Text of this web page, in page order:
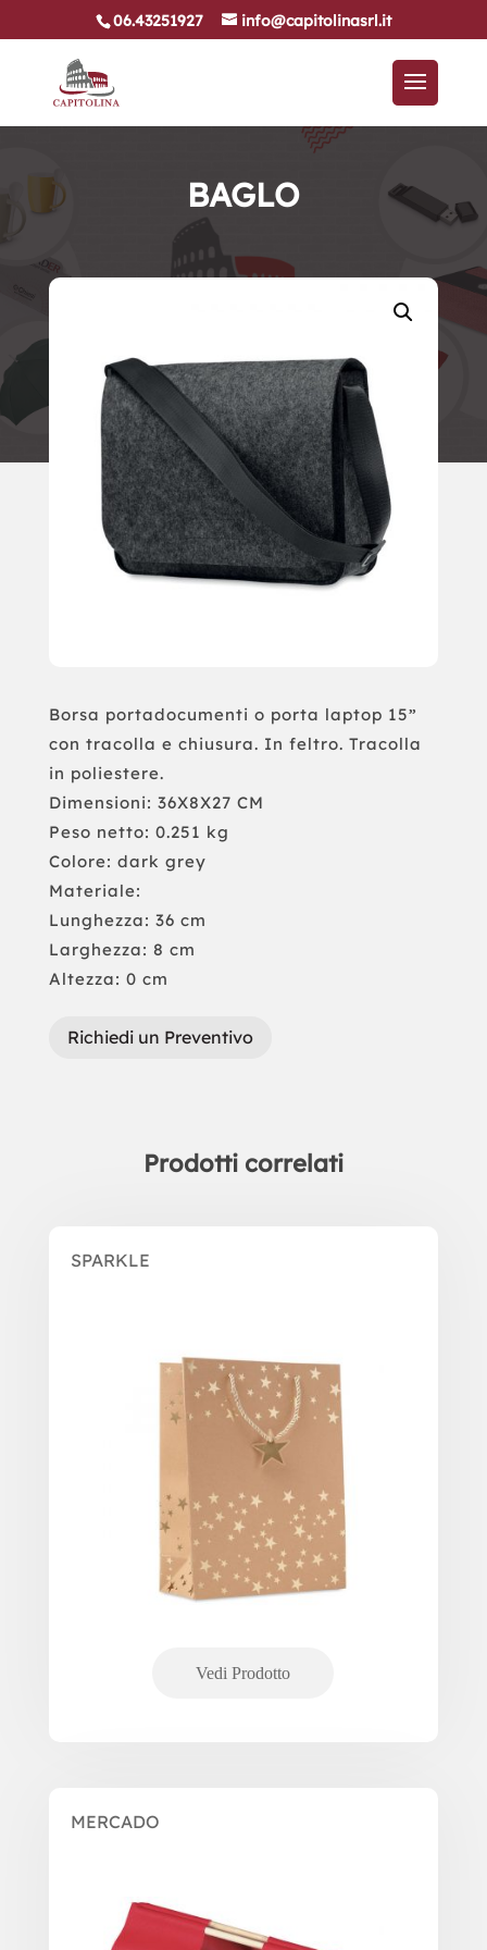
06.43251927 info@capitolinasrl.it
BAGLO
Borsa portadocumenti o porta laptop 15”
con tracolla e chiusura. In feltro. Tracolla
in poliestere.
Dimensioni: 36X8X27 CM
Peso netto: 0.251 kg
Colore: dark grey
Materiale:
Lunghezza: 36 cm
Larghezza: 8 cm
Altezza: 0 cm
Richiedi un Preventivo
Prodotti correlati
SPARKLE
MERCADO